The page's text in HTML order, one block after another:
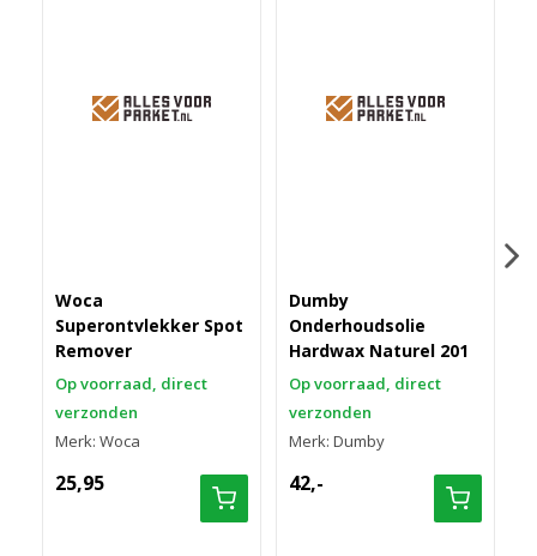
Woca
Superontvlekker Spot
Remover
Op voorraad, direct
verzonden
Merk: Woca
25,95
Dumby
Onderhoudsolie
Hardwax Naturel 201
Op voorraad, direct
verzonden
Merk: Dumby
42,-